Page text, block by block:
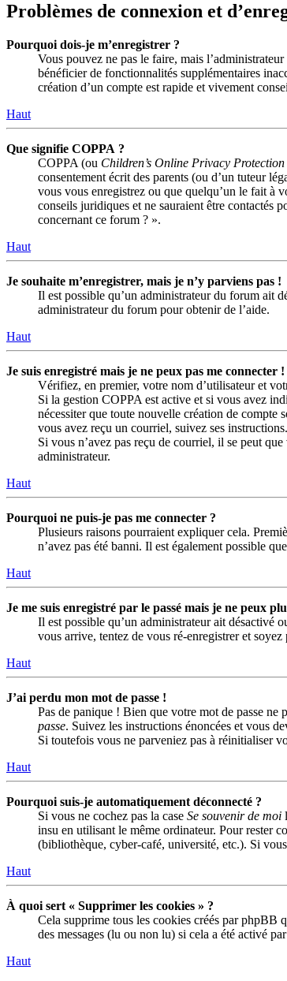
Problèmes de connexion et
Pourquoi dois-je m’enregistrer ?
Vous pouvez ne pas le faire, mais
bénéficier de fonctionnalités supplémentaires
création d’un compte est rapide et vivement
Haut
Que signifie COPPA ?
COPPA (ou Children’s Online Privacy
consentement écrit des parents (ou d’un tuteur
vous vous enregistrez ou que quelqu’un le fait à
conseils juridiques et ne sauraient être contactés
concernant ce forum ? ».
Haut
Je souhaite m’enregistrer, mais je n’y parviens pas !
Il est possible qu’un administrateur du forum ait
administrateur du forum pour obtenir de l’aide.
Haut
Je suis enregistré mais je ne peux pas me connecter !
Vérifiez, en premier, votre nom d’utilisateur et
Si la gestion COPPA est active et si vous avez
nécessiter que toute nouvelle création de compte
vous avez reçu un courriel, suivez ses instructions.
Si vous n’avez pas reçu de courriel, il se peut
administrateur.
Haut
Pourquoi ne puis-je pas me connecter ?
Plusieurs raisons pourraient expliquer cela.
n’avez pas été banni. Il est également possible
Haut
Je me suis enregistré par le passé mais je ne peux
Il est possible qu’un administrateur ait désactivé
vous arrive, tentez de vous ré-enregistrer et
Haut
J’ai perdu mon mot de passe !
Pas de panique ! Bien que votre mot de passe
passe. Suivez les instructions énoncées et vous
Si toutefois vous ne parveniez pas à réinitialiser
Haut
Pourquoi suis-je automatiquement déconnecté ?
Si vous ne cochez pas la case Se souvenir de moi
insu en utilisant le même ordinateur. Pour rester
(bibliothèque, cyber-café, université, etc.). Si
Haut
À quoi sert « Supprimer les cookies » ?
Cela supprime tous les cookies créés par phpBB
des messages (lu ou non lu) si cela a été activé
Haut